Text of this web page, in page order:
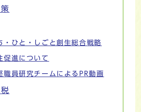
・ひと・しごと創生総合戦略
促進について
職員研究チームによるPR動画